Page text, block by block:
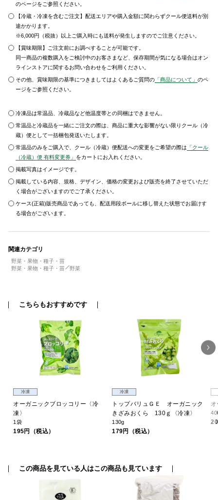
のページをご参照ください。
【冷蔵・冷凍を含むご注文】配送エリアや購入金額に関わらずクール便送料が別
途かかります。
※6,000円（税抜）以上ご購入時にも送料が発生しますのでご注意ください。
【賞味期限】ご注文前にお調べすることが可能です。
同一商品の複数購入をご検討中のお客さまなど、保存期間が気になる場合はオン
ラインストアに関するお問い合わせをご利用ください。
その他、賞味期限の基準につきましてはよくあるご質問の 「商品について」のペ
ージをご参照ください。
冷凍品は常温品、冷蔵品など他温度帯との同梱はできません。
常温品と冷蔵品を一緒にご注文の際は、商品に重大な影響がない限りクール（冷
蔵）便として一括梱包発送いたします。
常温品のみをご購入で、クール（冷蔵）便配送への変更をご希望の際は 「クール
（冷蔵）便 有料変更券」 をカートにお入れください。
掲載写真はイメージです。
掲載している内容、規格、デザイン、価格の変更および販売を終了させていただ
く場合がございますのでご了承ください。
ケース(正箱)販売商品であっても、配送用段ボールに移し替えた状態でお届けす
る場合がございます。
関連カテゴリ
野菜・果物・種子・苗
野菜・果物・種子・苗
野菜
こちらもおすすめです
冷凍
オーガニックブロッコリー〈冷
凍〉
1袋
195円（税込）
冷凍
トップバリュＧＥ オーガニック
きざみおくら 130ｇ〈冷凍〉
130g
179円（税込）
この商品を見ている人はこの商品も見ています